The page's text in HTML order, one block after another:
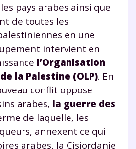
pays arabes ainsi que
de toutes les
en une
intervient en
l’Organisation
la Palestine (OLP). En
conflit oppose
arabes, la guerre des
de laquelle, les
annexent ce qui
arabes, la Cisjordanie